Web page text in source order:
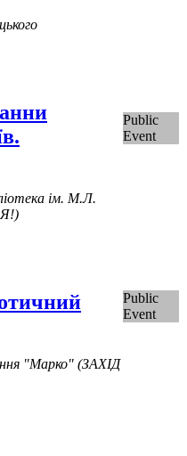
ім. М.Л.
Public
Event
"Марко" (ЗАХІД
Public
Event